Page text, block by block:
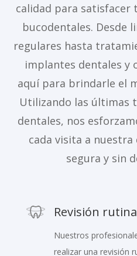
calidad para satisfacer
bucodentales. Desde
regulares hasta
implantes dentales y
aquí para brindarle el
Utilizando las últimas
dentales, nos
cada visita a nuestra
segura y sin
Revisión
Nuestros
realizar una revisión